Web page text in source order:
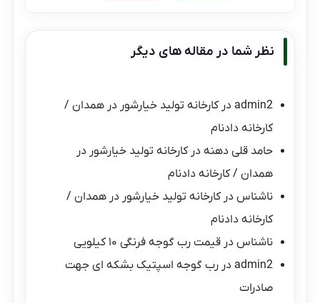
نظر شما در مقاله های دیگر
admin2 درکارخانه تولید خیارشور در همدان /
کارخانه دادنام
حامد قلی دهنه درکارخانه تولید خیارشور در
همدان / کارخانه دادنام
ناشناس درکارخانه تولید خیارشور در همدان /
کارخانه دادنام
ناشناس درقیمت رب گوجه فرنگی ۱۰ کیلویی
admin2 دررب گوجه اسپتیک بشکه ای جهت
صادرات